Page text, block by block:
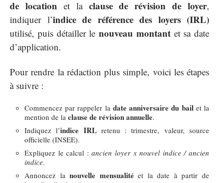
de locationet la clause de révision de loyer,
indiquer l’indice de référence des loyers (IRL)
utilisé, puis détailler le nouveau montantet sa date
d’application.
Pour rendre la rédaction plus simple, voici les étapes
à suivre :
Commencez par rappeler la date anniversaire du bailet la
mention de la clause de révision annuelle.
Indiquez l’indice IRLretenu : trimestre, valeur, source
officielle (INSEE).
Expliquez le calcul :ancien loyer x nouvel indice / ancien
indice.
Annoncez lanouvelle mensualitéet la date à partir de